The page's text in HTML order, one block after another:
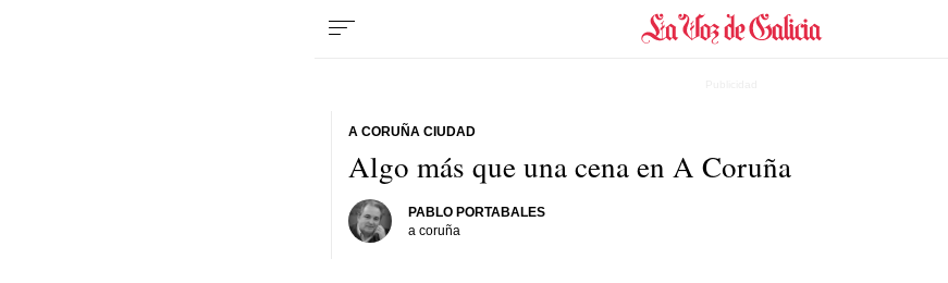
Algo más que una cena en A Coruña
A CORUÑA CIUDAD
PABLO PORTABALES
a coruña